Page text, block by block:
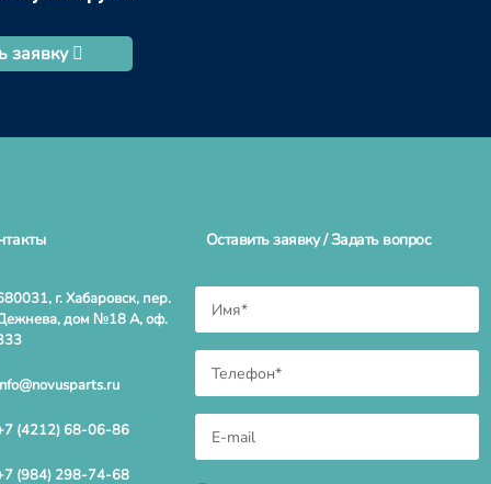
заявку
г. Хабаровск, пер.
дом №18 А, оф.
(4212) 68-06-86
(984) 298-74-68
Оставить заявку / Задать вопрос